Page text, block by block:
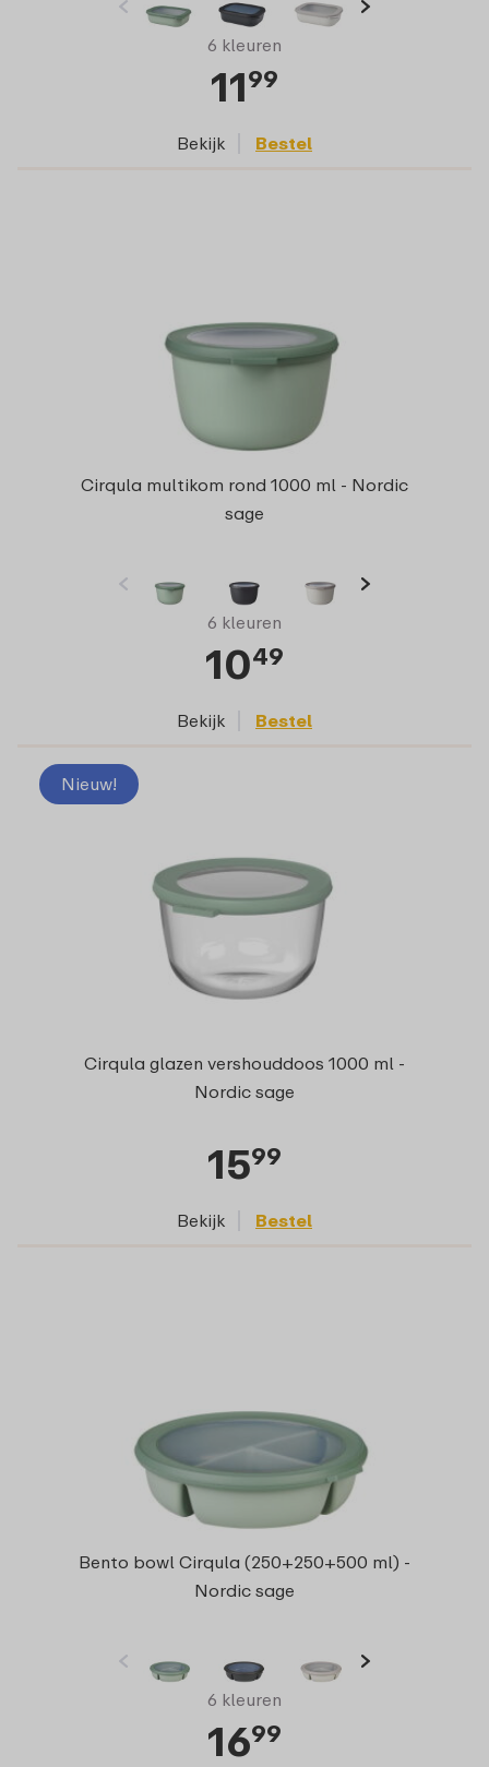
6 kleuren
1199
Bekijk Bestel
Cirqula multikom rond 1000 ml - Nordic
sage
6 kleuren
1049
Bekijk Bestel
Nieuw!
Cirqula glazen vershouddoos 1000 ml -
Nordic sage
1599
Bekijk Bestel
Bento bowl Cirqula (250+250+500 ml) -
Nordic sage
6 kleuren
1699